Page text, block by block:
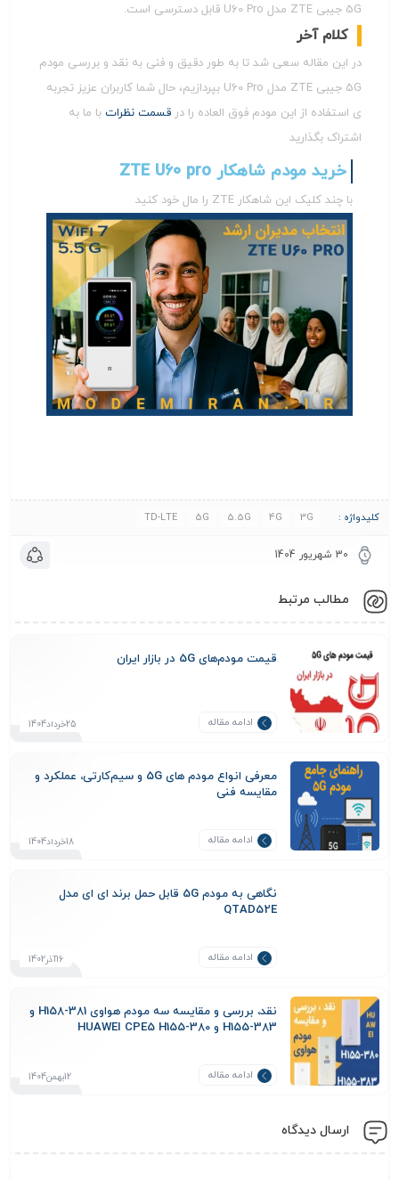
5G جیبی ZTE مدل U60 Pro قابل دسترسی است.
کلام آخر
در این مقاله سعی شد تا به طور دقیق و فنی به نقد و بررسی مودم
5G جیبی ZTE مدل U60 Pro بپردازیم، حال شما کاربران عزیز تجربه
ی استفاده از این مودم فوق العاده را در قسمت نظرات با ما به
اشتراک بگذارید
خرید مودم شاهکار ZTE U60 pro
با چند کلیک این شاهکار ZTE را مال خود کنید
کلیدواژه : 3G
4G
5.5G
5G
TD-LTE
30 شهریور 1404
مطالب مرتبط
قیمت مودم‌های 5G در بازار ایران
ادامه مقاله 25خرداد1404
معرفی انواع مودم‌ های 5G و سیم‌کارتی، عملکرد و
مقایسه فنی
ادامه مقاله 18خرداد1404
نگاهی به مودم 5G قابل حمل برند ای ای مدل
QTAD52E
ادامه مقاله 16آذر1402
نقد، بررسی و مقایسه سه مودم هواوی H158-381 و
H155-383 و HUAWEI CPE5 H155-380
ادامه مقاله 12بهمن1404
ارسال دیدگاه